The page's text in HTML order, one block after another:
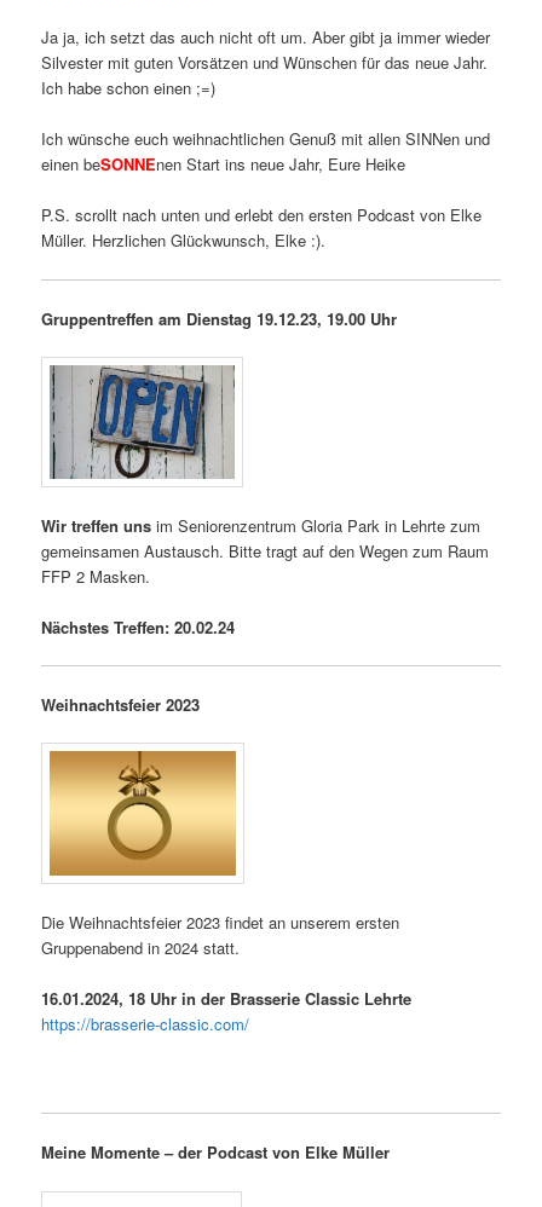
Ja ja, ich setzt das auch nicht oft um. Aber gibt ja immer wieder
Silvester mit guten Vorsätzen und Wünschen für das neue Jahr.
Ich habe schon einen ;=)
Ich wünsche euch weihnachtlichen Genuß mit allen SINNen und
einen beSONNEnen Start ins neue Jahr, Eure Heike
P.S. scrollt nach unten und erlebt den ersten Podcast von Elke
Müller. Herzlichen Glückwunsch, Elke :).
Gruppentreffen am Dienstag 19.12.23, 19.00 Uhr
Wir treffen uns im Seniorenzentrum Gloria Park in Lehrte zum
gemeinsamen Austausch. Bitte tragt auf den Wegen zum Raum
FFP 2 Masken.
Nächstes Treffen: 20.02.24
Weihnachtsfeier 2023
Die Weihnachtsfeier 2023 findet an unserem ersten
Gruppenabend in 2024 statt.
16.01.2024, 18 Uhr in der Brasserie Classic Lehrte
https://brasserie-classic.com/
Meine Momente – der Podcast von Elke Müller